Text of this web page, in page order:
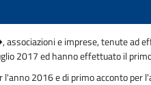
e imprese, tenute ad
2017 ed hanno effettuato il
2016 e di primo acconto per